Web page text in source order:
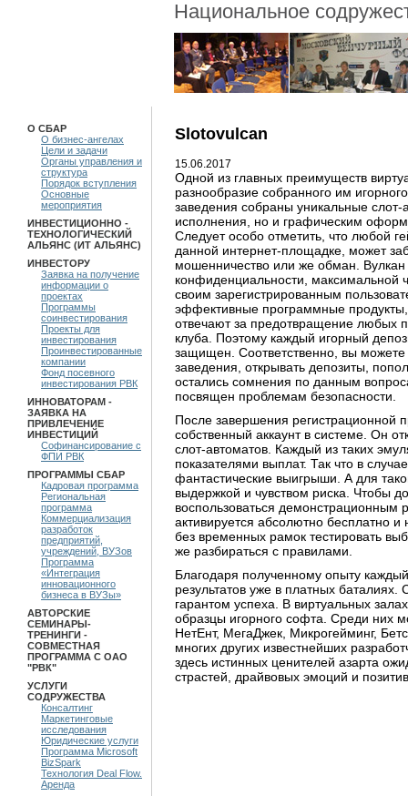
Национальное
О СБАР
О бизнес-ангелах
Цели и задачи
Органы управления и
структура
Порядок вступления
Основные
мероприятия
ИНВЕСТИЦИОННО -
ТЕХНОЛОГИЧЕСКИЙ
АЛЬЯНС (ИТ АЛЬЯНС)
ИНВЕСТОРУ
Заявка на получение
информации о
проектах
Программы
соинвестирования
Проекты для
инвестирования
Проинвестированные
компании
Фонд посевного
инвестирования РВК
ИННОВАТОРАМ -
ЗАЯВКА НА
ПРИВЛЕЧЕНИЕ
ИНВЕСТИЦИЙ
Софинансирование с
ФПИ РВК
ПРОГРАММЫ СБАР
Кадровая программа
Региональная
программа
Коммерциализация
разработок
предприятий,
учреждений, ВУЗов
Программа
«Интеграция
инновационного
бизнеса в ВУЗы»
АВТОРСКИЕ
СЕМИНАРЫ-
ТРЕНИНГИ -
СОВМЕСТНАЯ
ПРОГРАММА С ОАО
"РВК"
УСЛУГИ
СОДРУЖЕСТВА
Консалтинг
Маркетинговые
исследования
Юридические услуги
Программа Microsoft
BizSpark
Технология Deal Flow.
Аренда
Slotovulcan
15.06.2017
Одной из главных преимуществ
разнообразие собранного им
заведения собраны уникальные слот-
исполнения, но и графическим
Следует особо отметить, что любой
данной интернет-площадке, может
мошенничество или же обман. Вулкан
конфиденциальности, максимальной
своим зарегистрированным
эффективные программные
отвечают за предотвращение любых
клуба. Поэтому каждый игорный
защищен. Соответственно, вы можете
заведения, открывать депозиты,
остались сомнения по данным
посвящен проблемам безопасности.
После завершения регистрационной
собственный аккаунт в системе. Он
слот-автоматов. Каждый из таких
показателями выплат. Так что в
фантастические выигрыши. А для
выдержкой и чувством риска. Чтобы
воспользоваться демонстрационным
активируется абсолютно бесплатно
без временных рамок тестировать
же разбираться с правилами.
Благодаря полученному опыту
результатов уже в платных баталиях.
гарантом успеха. В виртуальных
образцы игорного софта. Среди них
НетЕнт, МегаДжек, Микрогейминг,
многих других известнейших
здесь истинных ценителей азарта
страстей, драйвовых эмоций и